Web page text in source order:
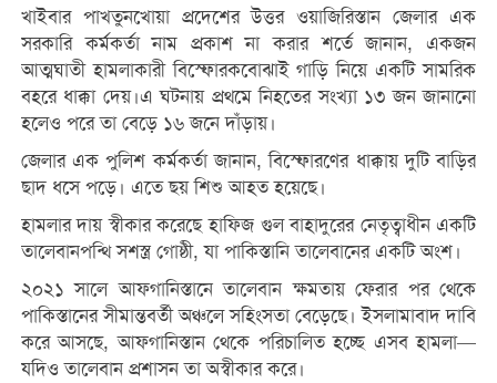
খাইবার পাখতুনখোয়া প্রদেশের উত্তর ওয়াজিরিস্তান জেলার এক
সরকারি কর্মকর্তা নাম প্রকাশ না করার শর্তে জানান, একজন
আত্মঘাতী হামলাকারী বিস্ফোরকবোঝাই গাড়ি নিয়ে একটি সামরিক
বহরে ধাক্কা দেয়।এ ঘটনায় প্রথমে নিহতের সংখ্যা ১৩ জন জানানো
হলেও পরে তা বেড়ে ১৬ জনে দাঁড়ায়।
জেলার এক পুলিশ কর্মকর্তা জানান, বিস্ফোরণের ধাক্কায় দুটি বাড়ির
ছাদ ধসে পড়ে। এতে ছয় শিশু আহত হয়েছে।
হামলার দায় স্বীকার করেছে হাফিজ গুল বাহাদুরের নেতৃত্বাধীন একটি
তালেবানপন্থি সশস্ত্র গোষ্ঠী, যা পাকিস্তানি তালেবানের একটি অংশ।
২০২১ সালে আফগানিস্তানে তালেবান ক্ষমতায় ফেরার পর থেকে
পাকিস্তানের সীমান্তবর্তী অঞ্চলে সহিংসতা বেড়েছে। ইসলামাবাদ দাবি
করে আসছে, আফগানিস্তান থেকে পরিচালিত হচ্ছে এসব হামলা—
যদিও তালেবান প্রশাসন তা অস্বীকার করে।